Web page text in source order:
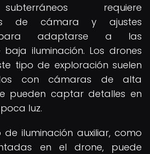
requiere
de cámara y ajustes
para adaptarse a las
iluminación. Los drones
tipo de exploración suelen
con cámaras de alta
pueden captar detalles en
luz.
de iluminación auxiliar, como
en el drone, puede